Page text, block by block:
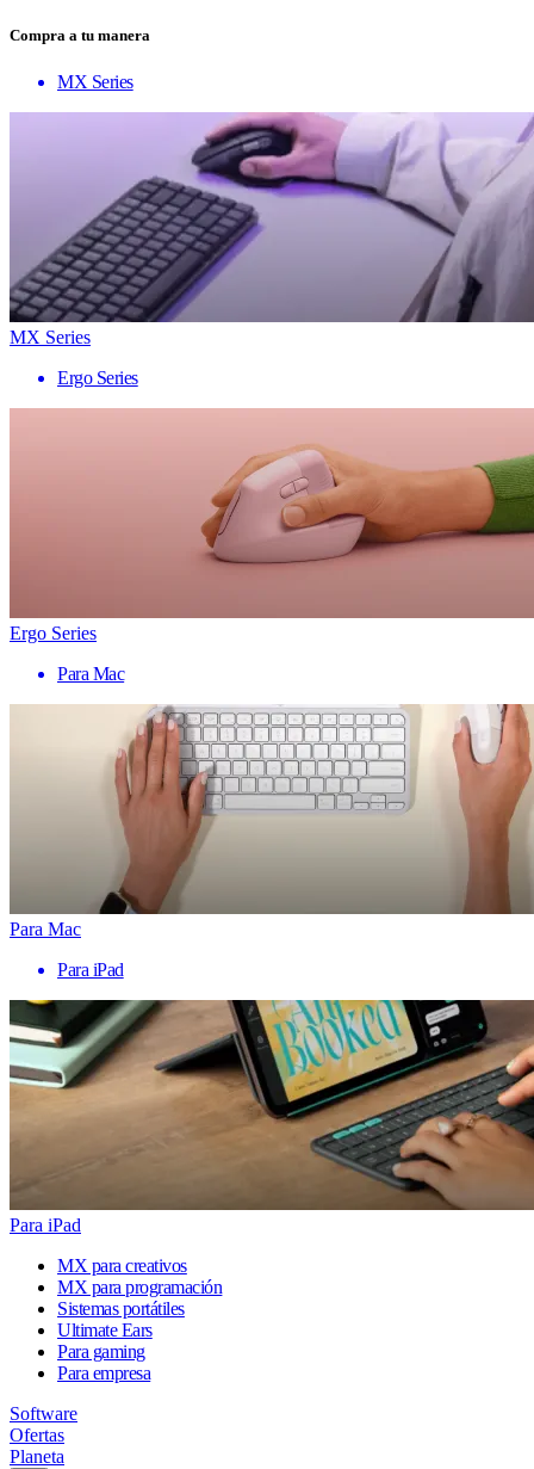
Compra a tu manera
MX Series
MX Series
Ergo Series
Ergo Series
Para Mac
Para Mac
Para iPad
Para iPad
MX para creativos
MX para programación
Sistemas portátiles
Ultimate Ears
Para gaming
Para empresa
Software
Ofertas
Planeta